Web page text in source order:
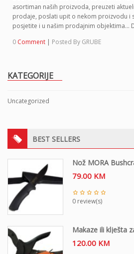
o
n
KATEGORIJE
Uncategorized
BEST SELLERS
Nož MORA
79.00 KM
0 review(s)
Makaze ili klješta
120.00 KM
asortiman naših proizvoda, preuzeti
prodaje, poslati upit o nekom proizvodu i
posjetite i u našim prodajnim objektima…
0 Comment | Posted By GRUBE